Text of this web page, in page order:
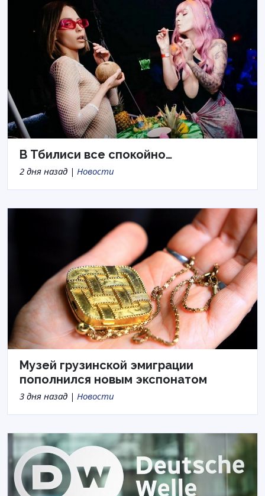
В Тбилиси все спокойно…
2 дня назад | Новости
Музей грузинской эмиграции
пополнился новым экспонатом
3 дня назад | Новости